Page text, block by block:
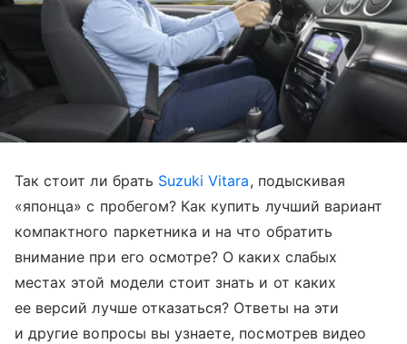
Так стоит ли брать Suzuki Vitara, подыскивая
«японца» с пробегом? Как купить лучший вариант
компактного паркетника и на что обратить
внимание при его осмотре? О каких слабых
местах этой модели стоит знать и от каких
ее версий лучше отказаться? Ответы на эти
и другие вопросы вы узнаете, посмотрев видео